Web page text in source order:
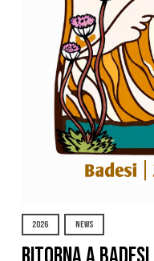
2026 NEWS